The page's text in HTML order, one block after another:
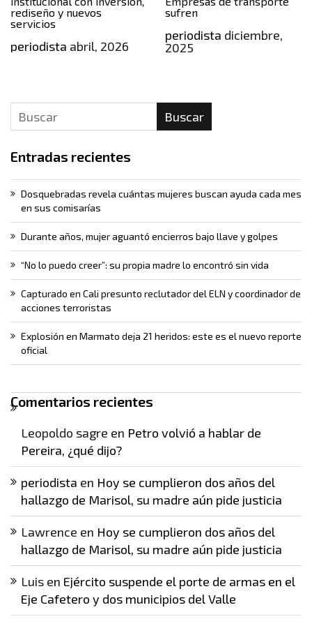
rediseño y nuevos
servicios
periodista abril, 2026
sufren
periodista diciembre,
2025
Buscar
Entradas recientes
Dosquebradas revela cuántas mujeres buscan ayuda cada mes
en sus comisarías
Durante años, mujer aguantó encierros bajo llave y golpes
“No lo puedo creer”: su propia madre lo encontró sin vida
Capturado en Cali presunto reclutador del ELN y coordinador de
acciones terroristas
Explosión en Marmato deja 21 heridos: este es el nuevo reporte
oficial
Comentarios recientes
Leopoldo sagre en Petro volvió a hablar de
Pereira, ¿qué dijo?
periodista en Hoy se cumplieron dos años del
hallazgo de Marisol, su madre aún pide justicia
Lawrence en Hoy se cumplieron dos años del
hallazgo de Marisol, su madre aún pide justicia
Luis en Ejército suspende el porte de armas en el
Eje Cafetero y dos municipios del Valle